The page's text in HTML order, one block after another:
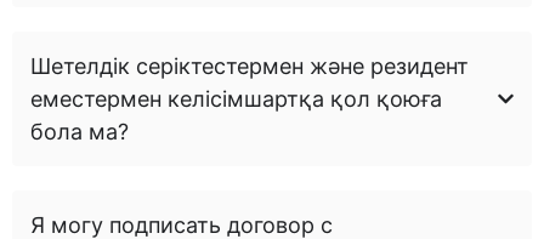
Шетелдік серіктестермен және резидент
еместермен келісімшартқа қол қоюға
бола ма?
Я могу подписать договор с